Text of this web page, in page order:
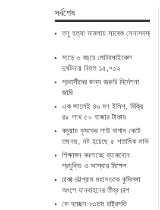
সর্বশেষ
তনু হত্যা মামলায় সাবেক সেনাসদস্য
সাড়ে ৬ বছরে মোটরসাইকেল
দুর্ঘটনায় নিহত ১৫,৭১২
প্রবাসীদের জন্য জরুরি নির্দেশনা
জারি
এক জালেই ৪৬ মণ ইলিশ, বিক্রি
৪৮ লাখ ৫০ হাজার টাকায়
কচুয়ায় কৃষকের লাউ বাগান কেটে
তছনছ, নষ্ট হয়েছে ৫ শতাধিক লাউ
শিক্ষাঙ্গন বদলাচ্ছে ব্যাকবোন
প্রযুক্তি ও আস্থার মিশেল
ঢাকা-চট্টগ্রাম মহাসড়কে কুমিল্লা
অংশে যানবাহনের তীব্র চাপ
কে হচ্ছেন ২৩তম রাষ্ট্রপতি